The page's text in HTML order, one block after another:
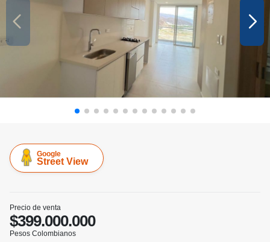
Google
Street View
Precio de venta
$399.000.000
Pesos Colombianos